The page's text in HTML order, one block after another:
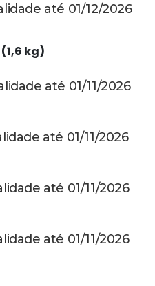
até 01/12/2026
kg)
até 01/11/2026
até 01/11/2026
até 01/11/2026
até 01/11/2026